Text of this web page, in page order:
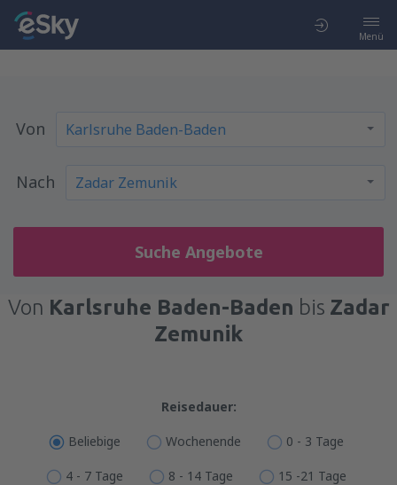
Menü
Von
Nach
Suche Angebote
Von Karlsruhe Baden-Baden bis Zadar
Zemunik
Reisedauer:
Beliebige Wochenende 0 - 3 Tage
4 - 7 Tage 8 - 14 Tage 15 -21 Tage